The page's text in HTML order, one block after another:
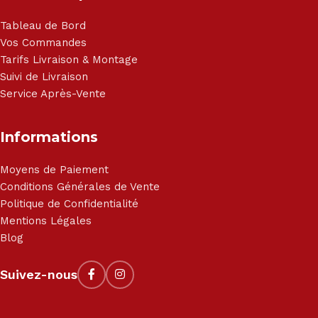
Tableau de Bord
Vos Commandes
Tarifs Livraison & Montage
Suivi de Livraison
Service Après-Vente
Informations
Moyens de Paiement
Conditions Générales de Vente
Politique de Confidentialité
Mentions Légales
Blog
Suivez-nous